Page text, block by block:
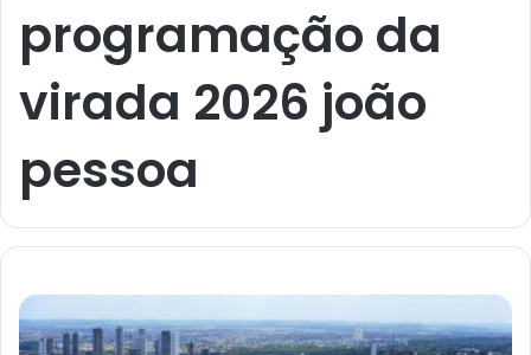
programação da
virada 2026 joão
pessoa